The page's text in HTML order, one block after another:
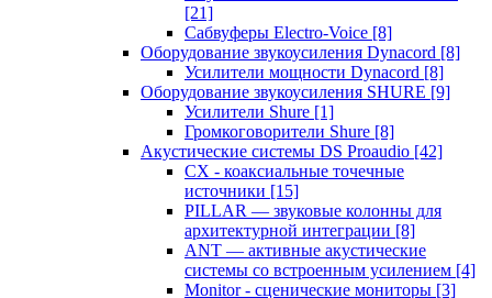
[21]
Сабвуферы Electro-Voice [8]
Оборудование звукоусиления Dynacord [8]
Усилители мощности Dynacord [8]
Оборудование звукоусиления SHURE [9]
Усилители Shure [1]
Громкоговорители Shure [8]
Акустические системы DS Proaudio [42]
CX - коаксиальные точечные
источники [15]
PILLAR — звуковые колонны для
архитектурной интеграции [8]
ANT — активные акустические
системы со встроенным усилением [4]
Monitor - сценические мониторы [3]